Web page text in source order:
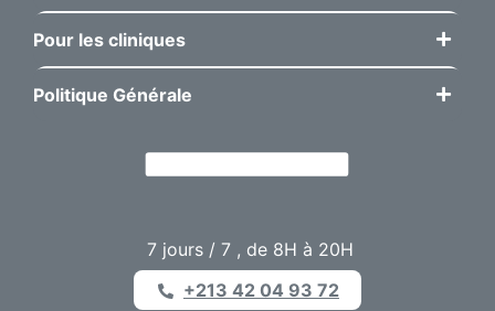
Pour les cliniques
Politique Générale
7 jours / 7 , de 8H à 20H
+213 42 04 93 72